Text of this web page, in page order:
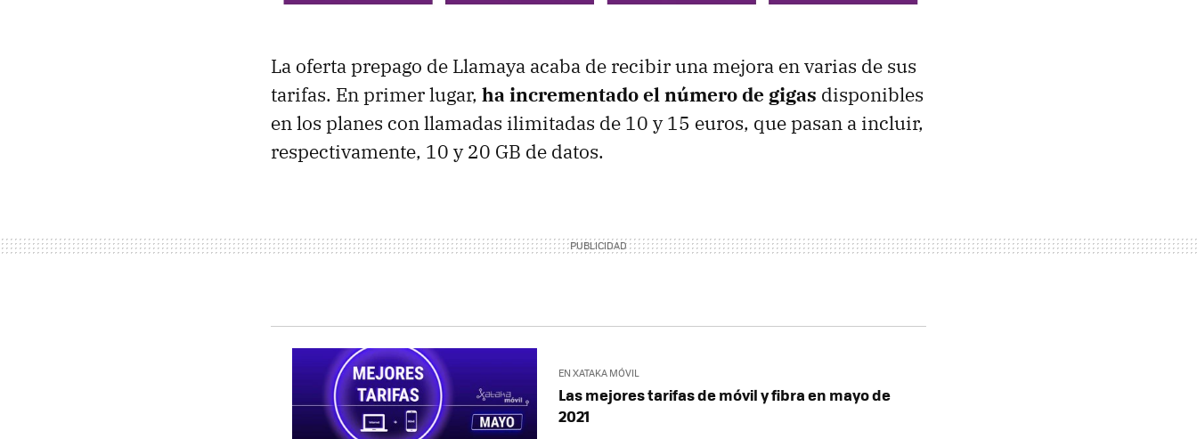
La oferta prepago de Llamaya acaba de recibir una mejora en varias de sus
tarifas. En primer lugar, ha incrementado el número de gigas disponibles
en los planes con llamadas ilimitadas de 10 y 15 euros, que pasan a incluir,
respectivamente, 10 y 20 GB de datos.
EN XATAKA MÓVIL
Las mejores tarifas de móvil y fibra en mayo de
2021